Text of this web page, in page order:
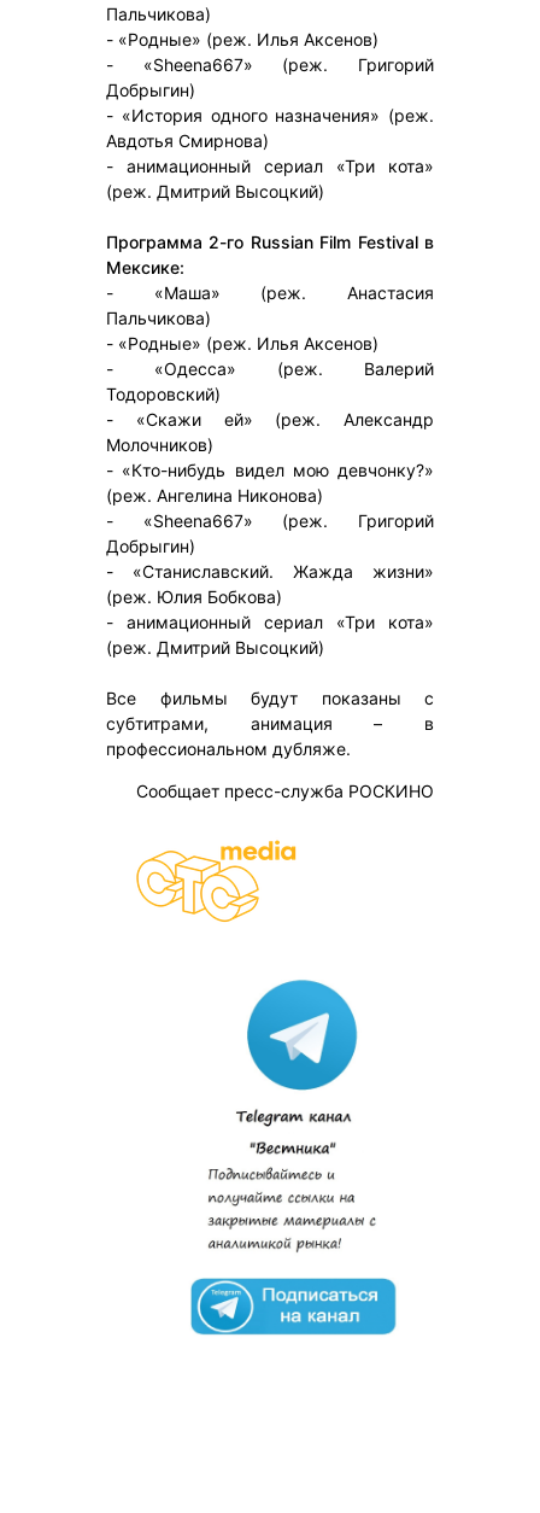
Пальчикова)
- «Родные» (реж. Илья Аксенов)
- «Sheena667» (реж. Григорий
Добрыгин)
- «История одного назначения» (реж.
Авдотья Смирнова)
- анимационный сериал «Три кота»
(реж. Дмитрий Высоцкий)
Программа 2-го Russian Film Festival в
Мексике:
- «Маша» (реж. Анастасия
Пальчикова)
- «Родные» (реж. Илья Аксенов)
- «Одесса» (реж. Валерий
Тодоровский)
- «Скажи ей» (реж. Александр
Молочников)
- «Кто-нибудь видел мою девчонку?»
(реж. Ангелина Никонова)
- «Sheena667» (реж. Григорий
Добрыгин)
- «Станиславский. Жажда жизни»
(реж. Юлия Бобкова)
- анимационный сериал «Три кота»
(реж. Дмитрий Высоцкий)
Все фильмы будут показаны с
субтитрами, анимация – в
профессиональном дубляже.
Сообщает пресс-служба РОСКИНО